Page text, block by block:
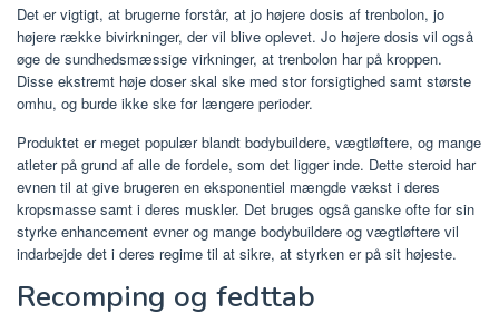
Det er vigtigt, at brugerne forstår, at jo højere dosis af trenbolon, jo
højere række bivirkninger, der vil blive oplevet. Jo højere dosis vil også
øge de sundhedsmæssige virkninger, at trenbolon har på kroppen.
Disse ekstremt høje doser skal ske med stor forsigtighed samt største
omhu, og burde ikke ske for længere perioder.
Produktet er meget populær blandt bodybuildere, vægtløftere, og mange
atleter på grund af alle de fordele, som det ligger inde. Dette steroid har
evnen til at give brugeren en eksponentiel mængde vækst i deres
kropsmasse samt i deres muskler. Det bruges også ganske ofte for sin
styrke enhancement evner og mange bodybuildere og vægtløftere vil
indarbejde det i deres regime til at sikre, at styrken er på sit højeste.
Recomping og fedttab